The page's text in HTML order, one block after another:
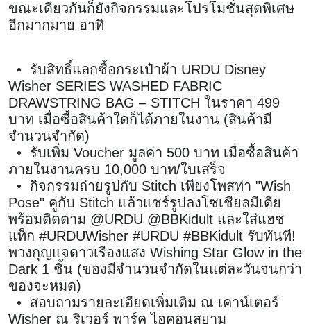
ขณะเดียวกันก็ยังกิจกรรมและโปรโมชั่นสุดพิเศษ
อีกมากมาย อาทิ
• รับสิทธิ์แลกซื้อกระเป๋าผ้า URDU Disney
Wisher SERIES WASHED FABRIC
DRAWSTRING BAG – STITCH ในราคา 499
บาท เมื่อซื้อสินค้าใดก็ได้ภายในงาน (สินค้ามี
จำนวนจำกัด)
• รับเพิ่ม Voucher มูลค่า 500 บาท เมื่อซื้อสินค้า
ภายในงานครบ 10,000 บาท/ใบเสร็จ
• กิจกรรมถ่ายรูปกับ Stitch เพียงโพสท่า "Wish
Pose" คู่กับ Stitch แล้วแชร์รูปลงโซเชียลมีเดีย
พร้อมติดตาม @URDU @BBKidult และใส่แฮช
แท็ก #URDUWisher #URDU #BBKidult รับทันที!
พวงกุญแจดาวเรืองแสง Wishing Star Glow in the
Dark 1 ชิ้น (ของมีจำนวนจำกัดในแต่ละวันจนกว่า
ของจะหมด)
• สอบถามรายละเอียดเพิ่มเติม ณ เคาน์เตอร์
Wisher ณ ริเวอร์ พาร์ค ไอคอนสยาม